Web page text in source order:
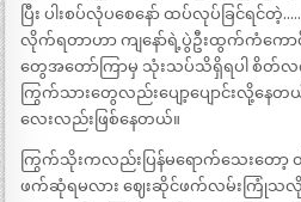
ပြီး ပါးစပ်လုံပစေနော် ထပ်လုပ်ခြင်ရင်တဲ့
လိုက်ရတာဟာ ကျနော်ရဲ့ပွဲဦးထွက်ကံကော
တွေအတော်ကြာမှ သုံးသပ်သိရှိရပါ စိတ်လက်
ကြွက်သားတွေလည်းပျော့ပျောင်းလို့နေ
လေးလည်းဖြစ်နေတယ်။
ကြွက်သိုးကလည်းပြန်မရောက်သေးတော့ တို
ဖက်ဆုံရမလား ဈေးဆိုင်ဖက်လမ်းကြုံသလိုနဲ့